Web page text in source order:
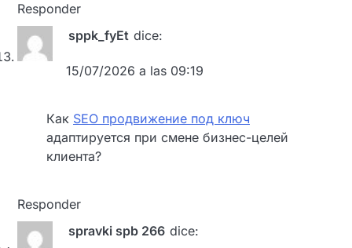
Responder
sppk_fyEt dice:
15/07/2026 a las 09:19
Как SEO продвижение под ключ
адаптируется при смене бизнес-целей
клиента?
Responder
spravki spb 266 dice: